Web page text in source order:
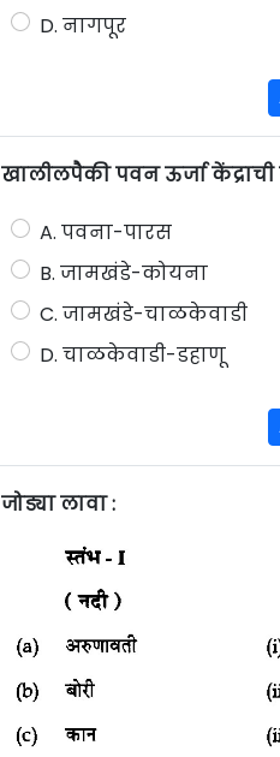
D. नागपूर
खालीलपैकी पवन ऊर्जा
A. पवना-पारस
B. जामखंडे-कोयना
C. जामखंडे-चाळकेवाडी
D. चाळकेवाडी-डहाणू
जोड्या लावा :